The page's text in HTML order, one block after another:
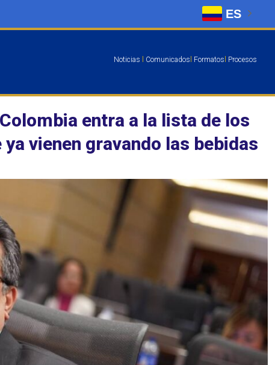
Noticias Comunicados Formatos Procesos
entra a la lista de los
vienen gravando las bebidas
ES